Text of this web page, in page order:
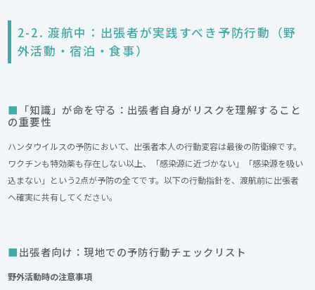
2-2. 渡航中：出張者が実践すべき予防行動（野
外活動・宿泊・食事）
「知識」が命を守る：出張者自身がリスクを理解すること
の重要性
ハンタウイルスの予防において、出張者本人の行動変容は最後の防衛線です。
ワクチンも特効薬も存在しない以上、「感染源に近づかない」「感染源を吸い
込まない」という2点が予防の全てです。以下の行動指針を、渡航前に出張者
へ確実に共有してください。
出張者向け：現地での予防行動チェックリスト
野外活動時の注意事項